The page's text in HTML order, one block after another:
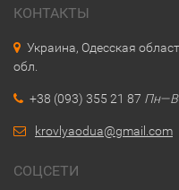
КОНТАКТЫ
Украина, Одесская
обл.
+38 (093) 355 21 87
krovlyaodua@gmail.com
СОЦСЕТИ